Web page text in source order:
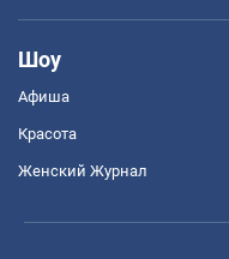
Шоу
Афиша
Красота
Женский Журнал